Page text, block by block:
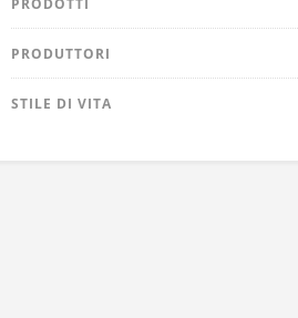
PRODOTTI
PRODUTTORI
STILE DI VITA